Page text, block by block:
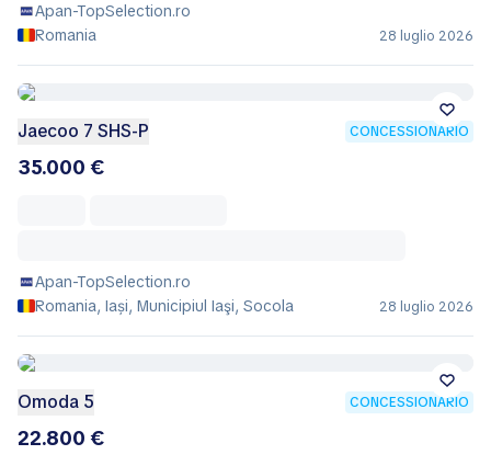
Apan-TopSelection.ro
Romania
28 luglio 2026
Jaecoo 7 SHS-P CONCESSIONARIO
35.000 €
Apan-TopSelection.ro
Romania, Iași, Municipiul Iaşi, Socola
28 luglio 2026
Omoda 5 CONCESSIONARIO
22.800 €